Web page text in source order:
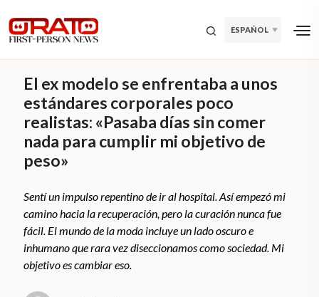
ESPAÑOL
El ex modelo se enfrentaba a unos
estándares corporales poco
realistas: «Pasaba días sin comer
nada para cumplir mi objetivo de
peso»
Sentí un impulso repentino de ir al hospital. Así empezó mi
camino hacia la recuperación, pero la curación nunca fue
fácil. El mundo de la moda incluye un lado oscuro e
inhumano que rara vez diseccionamos como sociedad. Mi
objetivo es cambiar eso.